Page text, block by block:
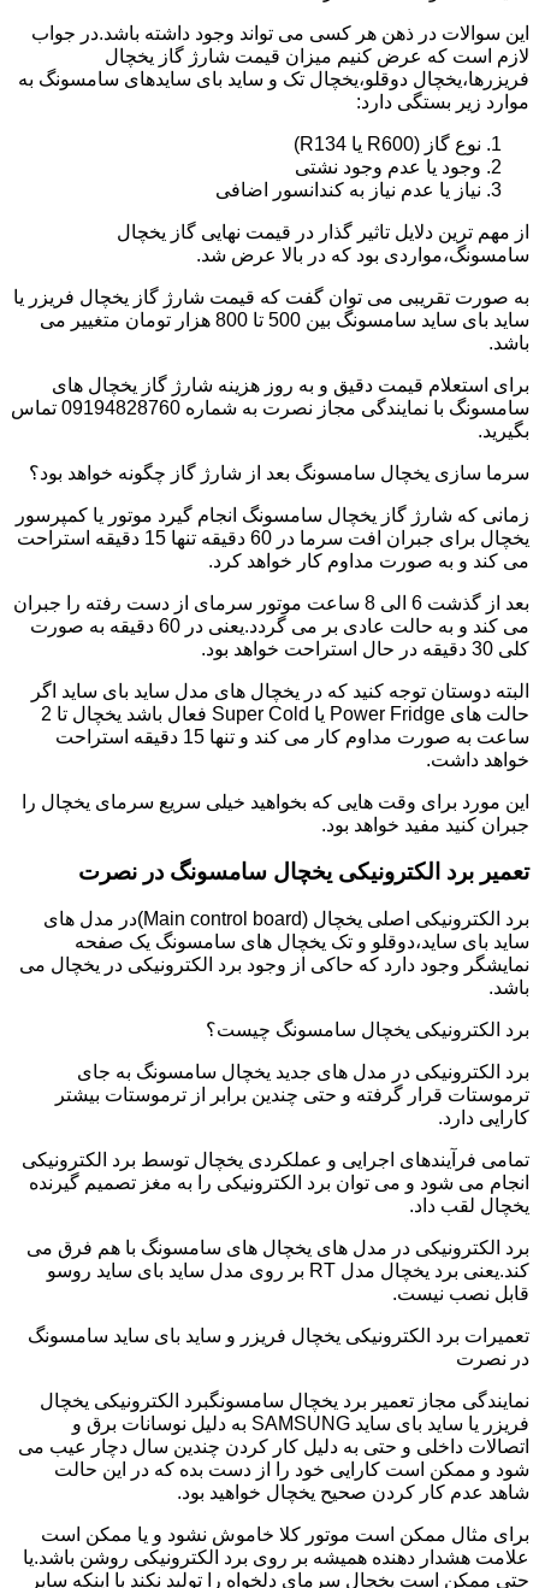
این سوالات در ذهن هر کسی می تواند وجود داشته باشد.در جواب
لازم است که عرض کنیم میزان قیمت شارژ گاز یخچال
فریزرها،یخچال دوقلو،یخچال تک و ساید بای سایدهای سامسونگ به
موارد زیر بستگی دارد:
نوع گاز (R600 یا R134)
وجود یا عدم وجود نشتی
نیاز یا عدم نیاز به کندانسور اضافی
از مهم ترین دلایل تاثیر گذار در قیمت نهایی گاز یخچال
سامسونگ،مواردی بود که در بالا عرض شد.
به صورت تقریبی می توان گفت که قیمت شارژ گاز یخچال فریزر یا
ساید بای ساید سامسونگ بین 500 تا 800 هزار تومان متغییر می
باشد.
برای استعلام قیمت دقیق و به روز هزینه شارژ گاز یخچال های
سامسونگ با نمایندگی مجاز نصرت به شماره 09194828760 تماس
بگیرید.
سرما سازی یخچال سامسونگ بعد از شارژ گاز چگونه خواهد بود؟
زمانی که شارژ گاز یخچال سامسونگ انجام گیرد موتور یا کمپرسور
یخچال برای جبران افت سرما در 60 دقیقه تنها 15 دقیقه استراحت
می کند و به صورت مداوم کار خواهد کرد.
بعد از گذشت 6 الی 8 ساعت موتور سرمای از دست رفته را جبران
می کند و به حالت عادی بر می گردد.یعنی در 60 دقیقه به صورت
کلی 30 دقیقه در حال استراحت خواهد بود.
البته دوستان توجه کنید که در یخچال های مدل ساید بای ساید اگر
حالت های Power Fridge یا Super Cold فعال باشد یخچال تا 2
ساعت به صورت مداوم کار می کند و تنها 15 دقیقه استراحت
خواهد داشت.
این مورد برای وقت هایی که بخواهید خیلی سریع سرمای یخچال را
جبران کنید مفید خواهد بود.
تعمیر برد الکترونیکی یخچال سامسونگ در نصرت
برد الکترونیکی اصلی یخچال (Main control board)در مدل های
ساید بای ساید،دوقلو و تک یخچال های سامسونگ یک صفحه
نمایشگر وجود دارد که حاکی از وجود برد الکترونیکی در یخچال می
باشد.
برد الکترونیکی یخچال سامسونگ چیست؟
برد الکترونیکی در مدل های جدید یخچال سامسونگ به جای
ترموستات قرار گرفته و حتی چندین برابر از ترموستات بیشتر
کارایی دارد.
تمامی فرآیندهای اجرایی و عملکردی یخچال توسط برد الکترونیکی
انجام می شود و می توان برد الکترونیکی را به مغز تصمیم گیرنده
یخچال لقب داد.
برد الکترونیکی در مدل های یخچال های سامسونگ با هم فرق می
کند.یعنی برد یخچال مدل RT بر روی مدل ساید بای ساید روسو
قابل نصب نیست.
تعمیرات برد الکترونیکی یخچال فریزر و ساید بای ساید سامسونگ
در نصرت
نمایندگی مجاز تعمیر برد یخچال سامسونگبرد الکترونیکی یخچال
فریزر یا ساید بای ساید SAMSUNG به دلیل نوسانات برق و
اتصالات داخلی و حتی به دلیل کار کردن چندین سال دچار عیب می
شود و ممکن است کارایی خود را از دست بده که در این حالت
شاهد عدم کار کردن صحیح یخچال خواهید بود.
برای مثال ممکن است موتور کلا خاموش نشود و یا ممکن است
علامت هشدار دهنده همیشه بر روی برد الکترونیکی روشن باشد.یا
حتی ممکن است یخچال سرمای دلخواه را تولید نکند با اینکه سایر